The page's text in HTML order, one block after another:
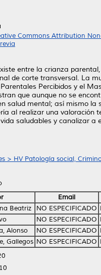
Commons Attribution
entre la crianza
de corte transversal. La
Percibidos y el
que aunque no se
salud mental; así mismo
al realizar una
saludables y canalizar
> HV Patología social,
Email
Beatriz
NO ESPECIFICADO
NO ESPECIFICADO
Alonso
NO ESPECIFICADO
Gallegos NO ESPECIFICADO